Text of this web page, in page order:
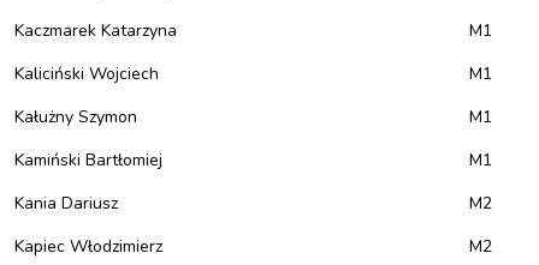
Kaczmarek Katarzyna
M1
Kaliciński Wojciech
M1
Kałużny Szymon
M1
Kamiński Bartłomiej
M1
Kania Dariusz
M2
Kapiec Włodzimierz
M2